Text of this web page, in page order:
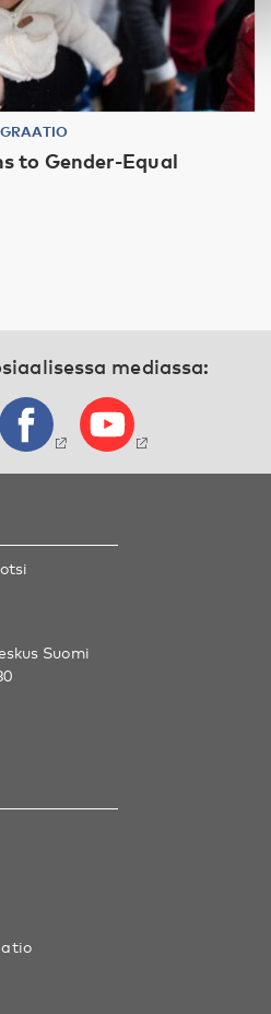
to Gender-Equal
mediassa:
Suomi